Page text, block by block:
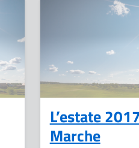
L’estate
Marche